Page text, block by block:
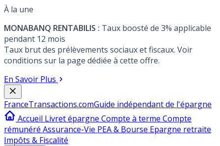
À la une
MONABANQ RENTABILIS : Taux boosté de 3% applicable
pendant 12 mois
Taux brut des prélèvements sociaux et fiscaux. Voir
conditions sur la page dédiée à cette offre.
En Savoir Plus
FranceTransactions.comGuide indépendant de l'épargne
Accueil Livret épargne Compte à terme Compte
rémunéré Assurance-Vie PEA & Bourse Epargne retraite
Impôts & Fiscalité